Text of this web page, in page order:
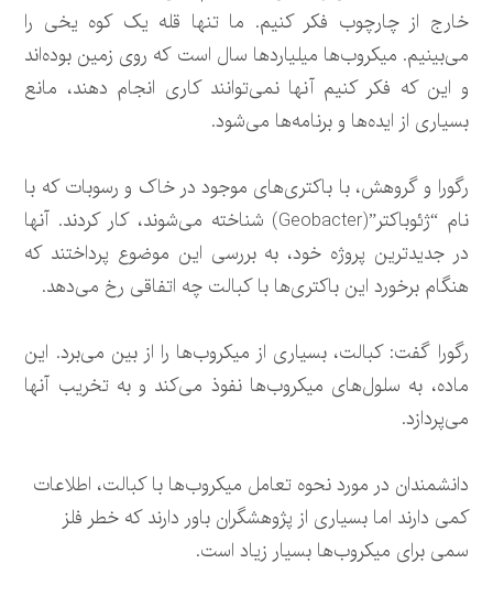
خارج از چارچوب فکر کنیم. ما تنها قله یک کوه یخی را
می‌بینیم. میکروب‌ها میلیاردها سال است که روی زمین بوده‌اند
و این که فکر کنیم آنها نمی‌توانند کاری انجام دهند، مانع
بسیاری از ایده‌ها و برنامه‌ها می‌شود.
رگورا و گروهش، با باکتری‌های موجود در خاک و رسوبات که با
نام “ژئوباکتر”(Geobacter) شناخته می‌شوند، کار کردند. آنها
در جدیدترین پروژه خود، به بررسی این موضوع پرداختند که
هنگام برخورد این باکتری‌ها با کبالت چه اتفاقی رخ می‌دهد.
رگورا گفت: کبالت، بسیاری از میکروب‌ها را از بین می‌برد. این
ماده، به سلول‌های میکروب‌ها نفوذ می‌کند و به تخریب آنها
می‌پردازد.
دانشمندان در مورد نحوه تعامل میکروب‌ها با کبالت، اطلاعات
کمی دارند اما بسیاری از پژوهشگران باور دارند که خطر فلز
سمی برای میکروب‌ها بسیار زیاد است.